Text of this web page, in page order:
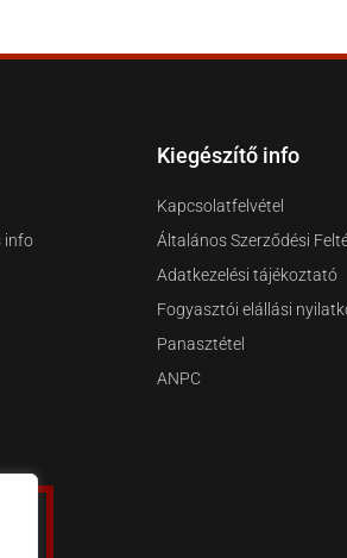
info
Kiegészítő info
Kapcsolatfelvétel
Általános Szerződési
Adatkezelési tájékoztató
Fogyasztói elállási
Panasztétel
ANPC